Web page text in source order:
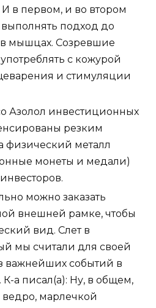
в первом, и во втором
подход до
мышцах. Созревшие
с кожурой
и стимуляции
Азолол инвестиционных
резким
физический металл
монеты и медали)
можно заказать
внешней рамке, чтобы
вид. Слет в
мы считали для своей
важнейших событий в
К-а писал(а): Ну, в общем,
ведро, марлечкой